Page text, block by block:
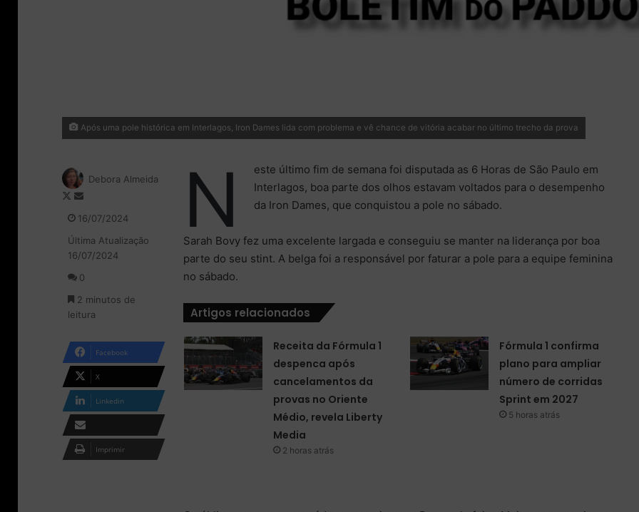
Após uma pole histórica em Interlagos, Iron Dames lida com problema e vê chance de vitória acabar no último trecho da prova
N
este último fim de semana foi disputada as 6 Horas de São Paulo em
Interlagos, boa parte dos olhos estavam voltados para o desempenho
da Iron Dames, que conquistou a pole no sábado.
Sarah Bovy fez uma excelente largada e conseguiu se manter na liderança por boa
parte do seu stint. A belga foi a responsável por faturar a pole para a equipe feminina
no sábado.
Artigos relacionados
Receita da Fórmula 1
despenca após
cancelamentos da
provas no Oriente
Médio, revela Liberty
Media
2 horas atrás
Fórmula 1 confirma
plano para ampliar
número de corridas
Sprint em 2027
5 horas atrás
Debora Almeida
F
l
o
n
X
n
d
e
e
-
i
l
16/07/2024
Última Atualização
16/07/2024
0
2 minutos de
leitura
Facebook
X
Linkedin
Compartilhar via e-
mail
Imprimir